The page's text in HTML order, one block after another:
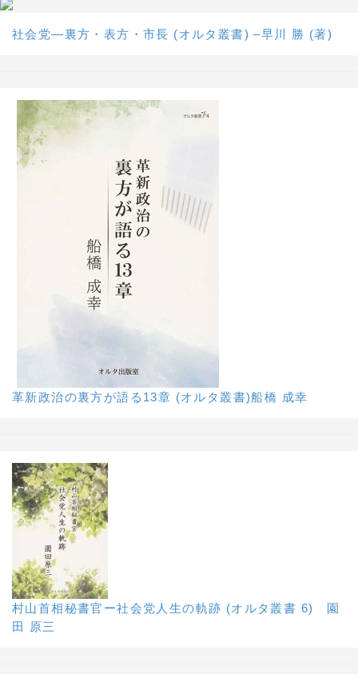
社会党―裏方・表方・市長 (オルタ叢書) –早川 勝 (著)
革新政治の裏方が語る13章 (オルタ叢書)船橋 成幸
村山首相秘書官ー社会党人生の軌跡 (オルタ叢書 6) 園
田 原三